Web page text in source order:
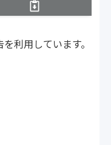
利用しています。